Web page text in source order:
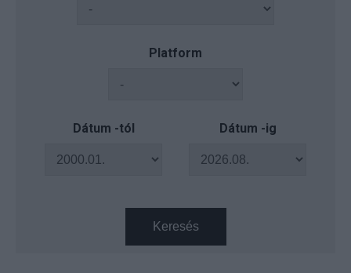
Platform
Dátum -tól Dátum -ig
Keresés